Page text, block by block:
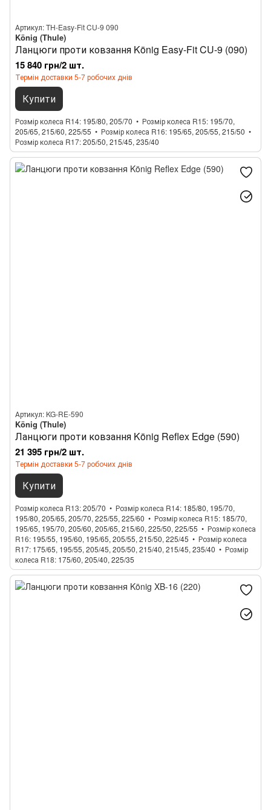
Артикул: TH-Easy-Fit CU-9 090
König (Thule)
Ланцюги проти ковзання König Easy-Fit CU-9 (090)
15 840 грн/2 шт.
Термін доставки 5-7 робочих днів
Купити
Розмір колеса R14 195/80, 205/70 Розмір колеса R15 195/70,
205/65, 215/60, 225/55
Розмір колеса R16 195/65, 205/55, 215/50
Розмір колеса R17 205/50, 215/45, 235/40
Артикул: KG-RE-590
König (Thule)
Ланцюги проти ковзання König Reflex Edge (590)
21 395 грн/2 шт.
Термін доставки 5-7 робочих днів
Купити
Розмір колеса R13 205/70 Розмір колеса R14 185/80, 195/70,
195/80, 205/65, 205/70, 225/55, 225/60
Розмір колеса R15 185/70,
195/65, 195/70, 205/60, 205/65, 215/60, 225/50, 225/55
Розмір колеса
R16 195/55, 195/60, 195/65, 205/55, 215/50, 225/45
Розмір колеса
R17 175/65, 195/55, 205/45, 205/50, 215/40, 215/45, 235/40
Розмір
колеса R18 175/60, 205/40, 225/35